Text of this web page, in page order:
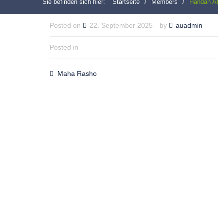
Sie befinden sich hier: Startseite / Members / Handan
Posted on 22. September 2025 by auadmin
Posted in
Maha Rasho